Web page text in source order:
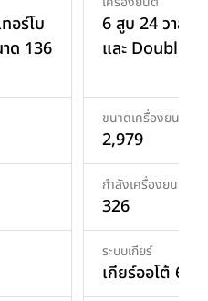
อร์โบ
ด 136
6 สูบ 24 วาล์ว
และ Double-
ขนาดเครื่องยนต์
2,979
กำลังเครื่องยนต์ (แ
326
ระบบเกียร์
เกียร์ออโต้ 6AT